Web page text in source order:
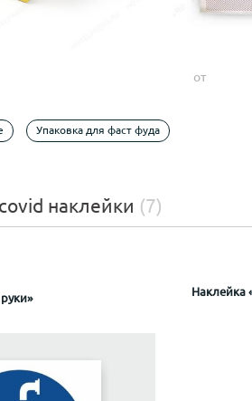
от
Упаковка для фаст фуда
наклейки (7)
Наклейка